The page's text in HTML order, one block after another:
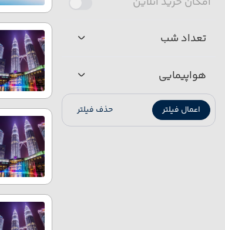
تعداد شب
هواپیمایی
اعمال فیلتر حذف فیلتر